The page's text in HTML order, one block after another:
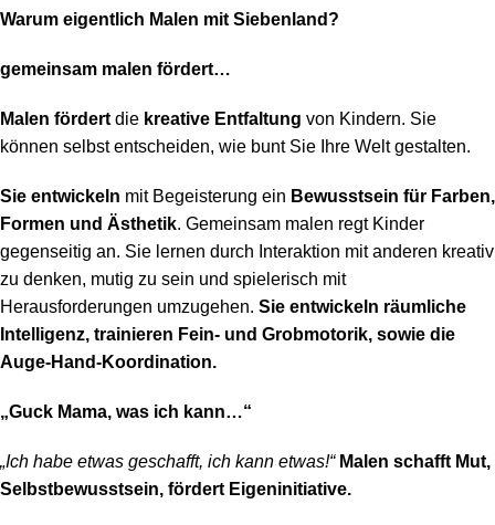
Warum eigentlich Malen mit Siebenland?
gemeinsam malen fördert…
Malen fördert die kreative Entfaltung von Kindern. Sie
können selbst entscheiden, wie bunt Sie Ihre Welt gestalten.
Sie entwickeln mit Begeisterung ein Bewusstsein für Farben,
Formen und Ästhetik. Gemeinsam malen regt Kinder
gegenseitig an. Sie lernen durch Interaktion mit anderen kreativ
zu denken, mutig zu sein und spielerisch mit
Herausforderungen umzugehen. Sie entwickeln räumliche
Intelligenz, trainieren Fein- und Grobmotorik, sowie die
Auge-Hand-Koordination.
„Guck Mama, was ich kann…“
„Ich habe etwas geschafft, ich kann etwas!“ Malen schafft Mut,
Selbstbewusstsein, fördert Eigeninitiative.